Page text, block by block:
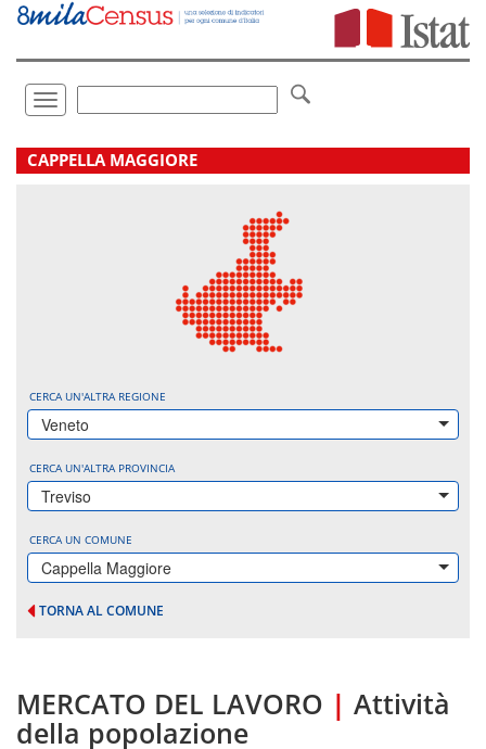
Vai
direttamente
Toggle
navigation
.
CAPPELLA MAGGIORE
CERCA UN'ALTRA REGIONE
Veneto
CERCA UN'ALTRA PROVINCIA
Treviso
CERCA UN COMUNE
Cappella Maggiore
TORNA AL COMUNE
MERCATO DEL LAVORO | Attività
della popolazione